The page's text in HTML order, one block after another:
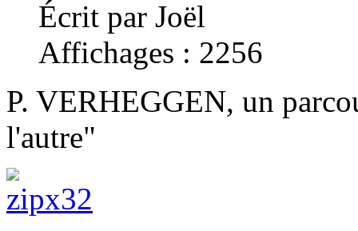
Écrit par Joël
Affichages : 2256
P. VERHEGGEN, un
l'autre"